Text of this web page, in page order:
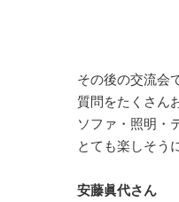
その後の交流会
質問をたくさん
ソファ・照明・
とても楽しそう
安藤眞代さん